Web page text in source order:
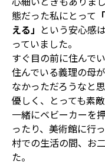
態だった私にとって
える」 という安心感
っていました。
すぐ目の前に住んで
住んでいる義理の母
なかっただろうなと思
優しく、とっても素敵
一緒にベビーカーを
ったり、美術館に行
村での生活の間、お
た。